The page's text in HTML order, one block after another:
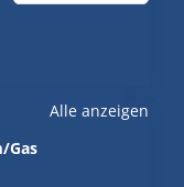
Alle anzeigen
Gas